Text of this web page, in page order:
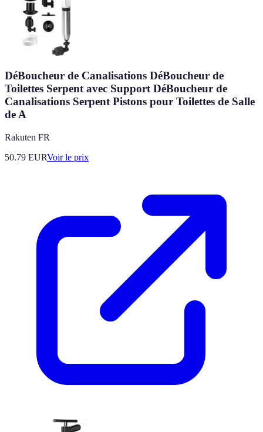
DéBoucheur de Canalisations DéBoucheur de
Toilettes Serpent avec Support DéBoucheur de
Canalisations Serpent Pistons pour Toilettes de Salle
de A
Rakuten FR
50.79 EURVoir le prix